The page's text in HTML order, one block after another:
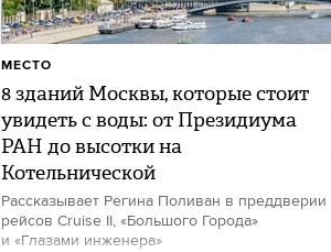
8 зданий Москвы, которые стоит
увидеть с воды: от Президиума
РАН до высотки на
Котельнической
Рассказывает Регина Поливан в преддверии
рейсов Cruise II, «Большого Города»
и «Глазами инженера»
МЕСТО